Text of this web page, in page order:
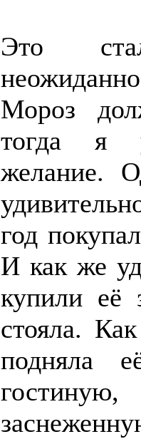
Это
Мороз
тогда я
желание.
год
И как же
купили её
стояла.
подняла